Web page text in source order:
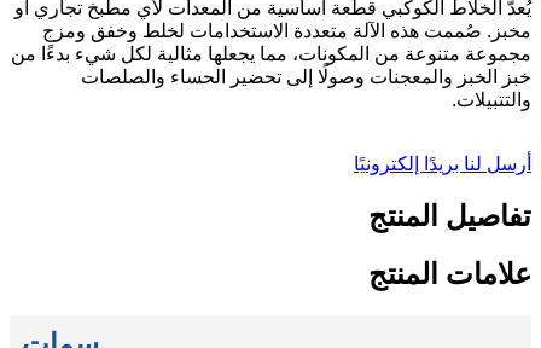
يُعدّ الخلاط الكوكبي قطعة أساسية من المعدات لأي مطبخ تجاري أو
مخبز. صُممت هذه الآلة متعددة الاستخدامات لخلط وخفق ومزج
مجموعة متنوعة من المكونات، مما يجعلها مثالية لكل شيء بدءًا من
خبز الخبز والمعجنات وصولًا إلى تحضير الحساء والصلصات
والتتبيلات.
أرسل لنا بريدًا إلكترونيًا
تفاصيل المنتج
علامات المنتج